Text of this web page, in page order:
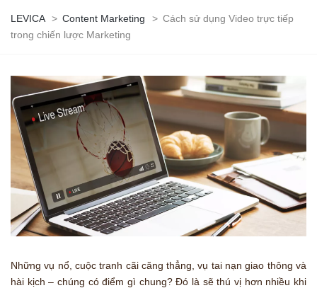
LEVICA > Content Marketing > Cách sử dụng Video trực tiếp
trong chiến lược Marketing
Những vụ nổ, cuộc tranh cãi căng thẳng, vụ tai nạn giao thông và
hài kịch – chúng có điểm gì chung? Đó là sẽ thú vị hơn nhiều khi